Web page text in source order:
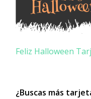
Feliz Halloween
¿Buscas más